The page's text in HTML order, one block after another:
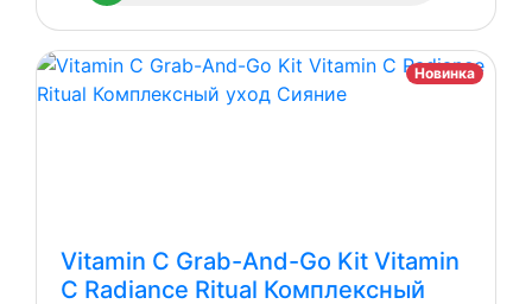
Grab-
and-
Go
уход
Молодость
Новинка
Vitamin C Grab-And-Go Kit Vitamin
C Radiance Ritual Комплексный